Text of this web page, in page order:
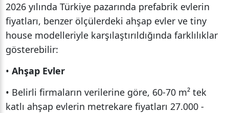
2026 yılında Türkiye pazarında prefabrik evlerin
fiyatları, benzer ölçülerdeki ahşap evler ve tiny
house modelleriyle karşılaştırıldığında farklılıklar
gösterebilir:
• Ahşap Evler
• Belirli firmaların verilerine göre, 60-70 m² tek
katlı ahşap evlerin metrekare fiyatları 27.000 -